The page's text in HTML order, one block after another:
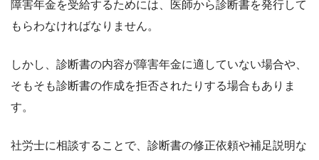
障害年金を受給するためには、医師から診断書を発行して
もらわなければなりません。
しかし、診断書の内容が障害年金に適していない場合や、
そもそも診断書の作成を拒否されたりする場合もありま
す。
社労士に相談することで、診断書の修正依頼や補足説明な